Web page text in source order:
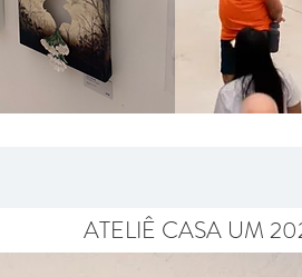
ATELIÊ CASA UM